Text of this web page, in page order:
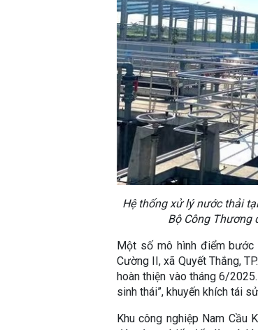
Hệ thống xử lý nước thải
Bộ Công Thương
Một số mô hình điểm bước
Cường II, xã Quyết Thắng,
hoàn thiện vào tháng 6/
sinh thái”, khuyến khích tái
Khu công nghiệp Nam Cầu